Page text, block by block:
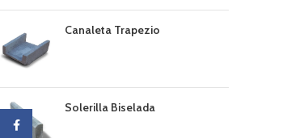
Canaleta Trapezio
Solerilla Biselada
Facebook